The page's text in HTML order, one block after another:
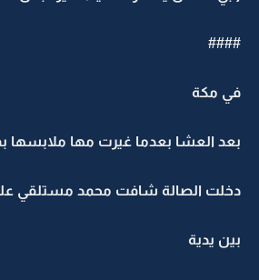
####
في مكة
بعد العشا بعدما غيرت مها ملابسها
دخلت الصالة شافت محمد مستلقي
بين يدية